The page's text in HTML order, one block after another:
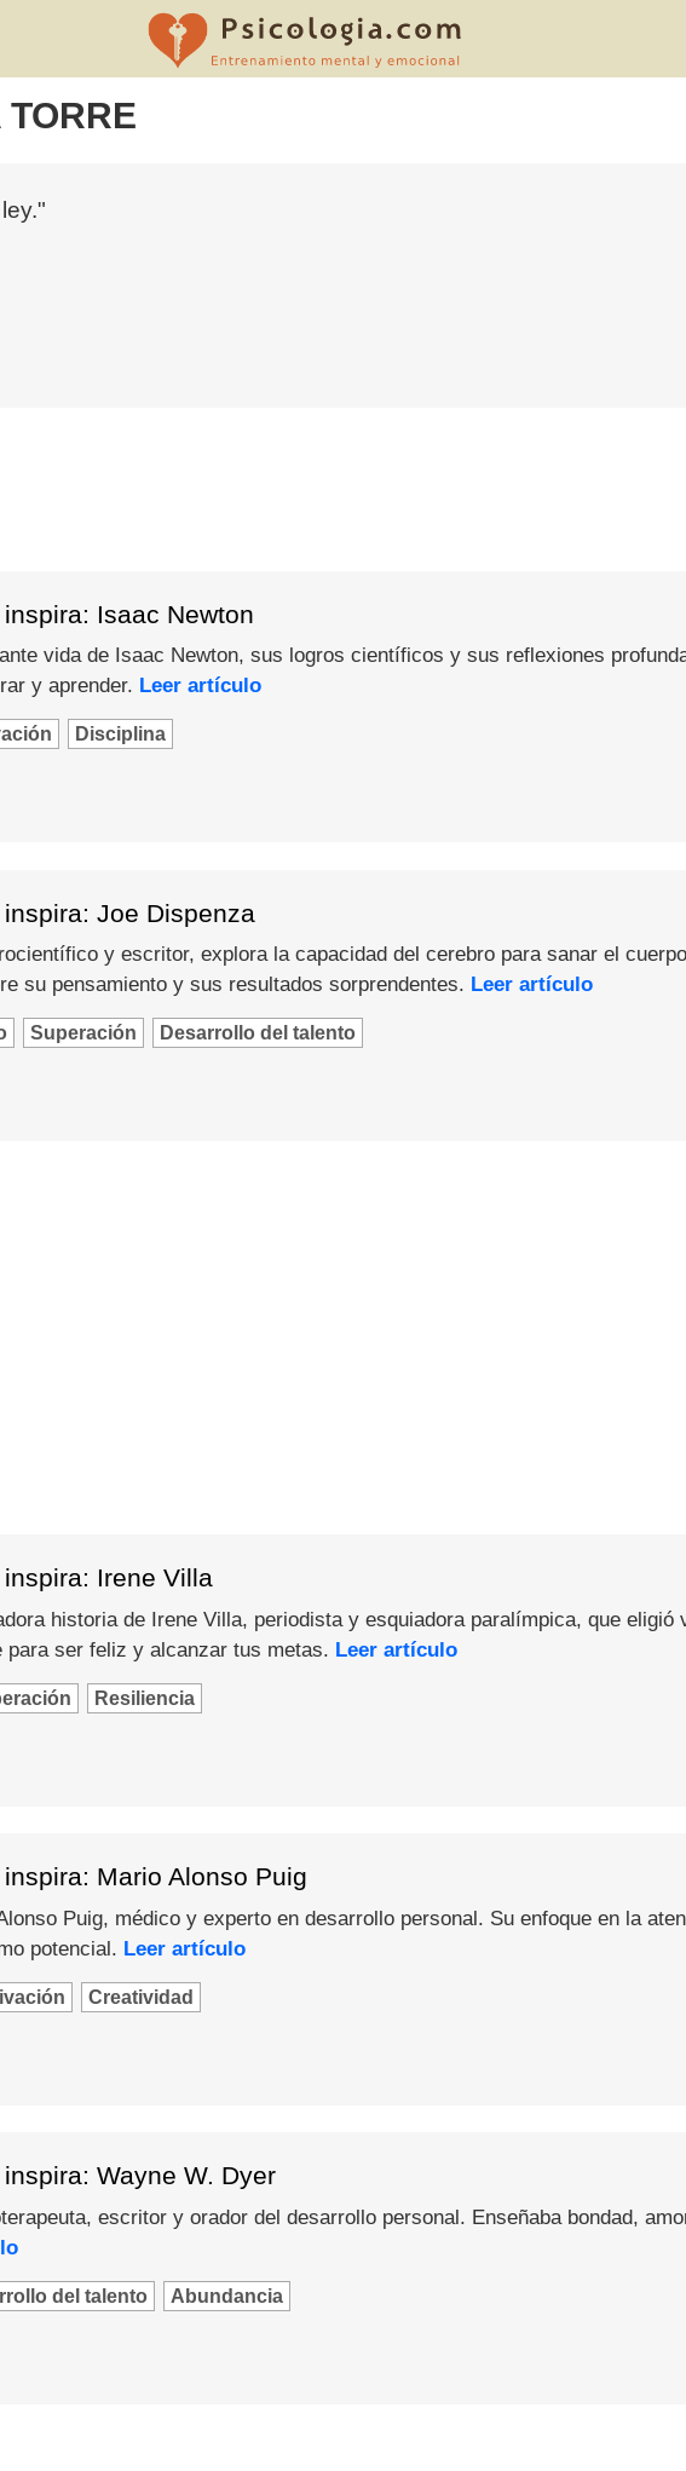
Isaac Newton
vida de Isaac Newton, sus logros científicos y sus reflexiones
y aprender. Leer artículo
Disciplina
Joe Dispenza
y escritor, explora la capacidad del cerebro para sanar el
su pensamiento y sus resultados sorprendentes. Leer artículo
Superación Desarrollo del talento
Irene Villa
historia de Irene Villa, periodista y esquiadora paralímpica, que
para ser feliz y alcanzar tus metas. Leer artículo
Resiliencia
Mario Alonso Puig
Puig, médico y experto en desarrollo personal. Su enfoque en la
potencial. Leer artículo
Creatividad
Wayne W. Dyer
escritor y orador del desarrollo personal. Enseñaba bondad,
del talento Abundancia